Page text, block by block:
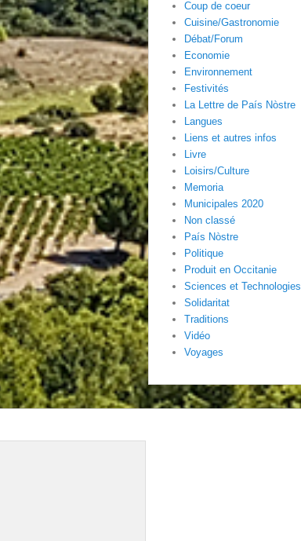
Coup de coeur
Cuisine/Gastronomie
Débat/Forum
Economie
Environnement
Festivités
La Lettre de País Nòstre
Langues
Liens et autres infos
Livre
Loisirs/Culture
Memoria
Municipales 2020
Non classé
País Nòstre
Politique
Produit en Occitanie
Sciences et Technologies
Solidaritat
Traditions
Vidéo
Voyages